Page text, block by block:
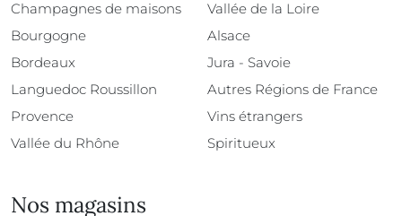
Champagnes de maisons
Bourgogne
Bordeaux
Languedoc Roussillon
Provence
Vallée du Rhône
Vallée de la Loire
Alsace
Jura - Savoie
Autres Régions de France
Vins étrangers
Spiritueux
Nos magasins